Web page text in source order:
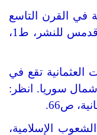
في القرن التاسع
عشر، ترجمة: عبد القادر عبداللي، قدمس للنشر، ط1،
العثمانية تقع في
سوريا. انظر:
ص66.
الإسلامية،